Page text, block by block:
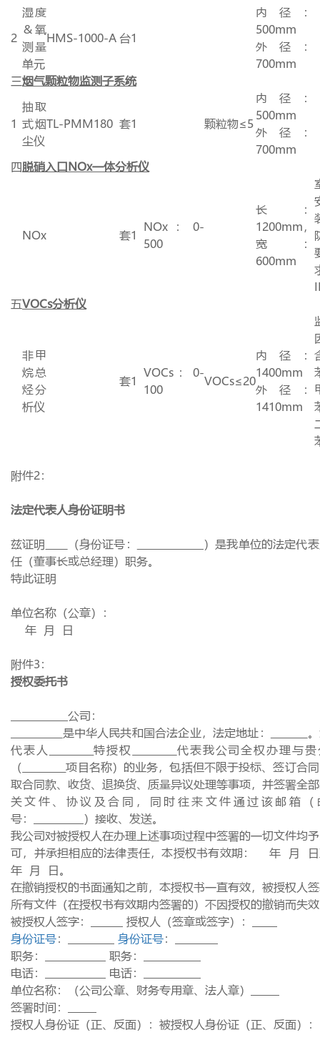
2
湿度
＆氧
测量
单元
HMS-1000-A 台1
内径：
500mm
外径：
700mm
三烟气颗粒物监测子系统
1
抽取
式烟
尘仪
TL-PMM180 套1 颗粒物≤5
内径：
500mm
外径：
700mm
四脱硝入口NOx一体分析仪
NOx 套1
NOx： 0-
500
长：
1200mm，
宽：
600mm
五VOCs分析仪
非甲
烷总
烃分
析仪
套1
VOCs： 0-
100
VOCs≤20
内径：
1400mm
外径：
1410mm
附件2：
法定代表人身份证明书
兹证明 （身份证号：
）是我单位的法定代
任（董事长或总经理）职务。
特此证明
单位名称（公章）：
年 月 日
附件3：
授权委托书
公司：
是中华人民共和国合法企业，法定地址：
代表人
特授权
代表我公司全权办理与贵
（
项目名称）的业务，包括但不限于投标、签订合
取合同款、收货、退换货、质量异议处理等事项，并签署全
关文件、协议及合同，同时往来文件通过该邮箱（
号：
）接收、发送。
我公司对被授权人在办理上述事项过程中签署的一切文件均
可，并承担相应的法律责任，本授权书有效期： 年
月
年 月
日。
在撤销授权的书面通知之前，本授权书一直有效，被授权人
所有文件（在授权书有效期内签署的）不因授权的撤销而失
被授权人签字：
授权人（签章或签字）：
身份证号： 身份证号：
职务：
职务：
电话：
电话：
单位名称：（公司公章、财务专用章、法人章）
签署时间：
授权人身份证（正、反面）：被授权人身份证（正、反面）：